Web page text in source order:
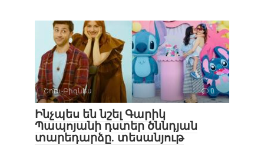
Շոու-Բիզնես 0
Ինչպես են նշել Գարիկ
Պապոյանի դստեր ծննդյան
տարեդարձը. տեսանյութ